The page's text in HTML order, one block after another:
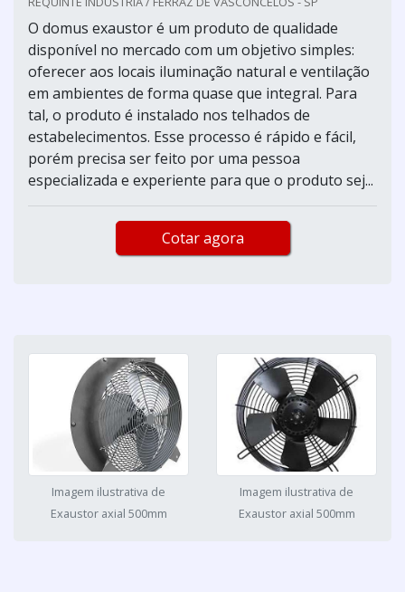
O domus exaustor é um produto de qualidade
disponível no mercado com um objetivo simples:
oferecer aos locais iluminação natural e ventilação
em ambientes de forma quase que integral. Para
tal, o produto é instalado nos telhados de
estabelecimentos. Esse processo é rápido e fácil,
porém precisa ser feito por uma pessoa
especializada e experiente para que o produto sej...
Cotar agora
Imagem ilustrativa de
Exaustor axial 500mm
Imagem ilustrativa de
Exaustor axial 500mm